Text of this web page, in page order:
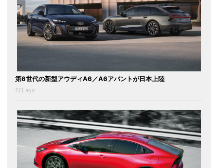
第6世代の新型アウディA6／A6アバントが日本上陸
2日 ago